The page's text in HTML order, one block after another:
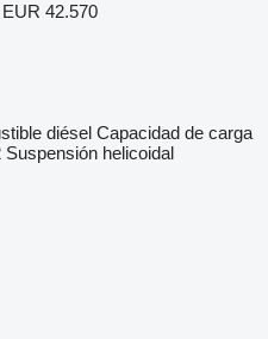
42.570
diésel Capacidad de carga
Suspensión helicoidal